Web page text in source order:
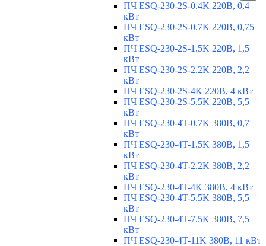
ПЧ ESQ-230-2S-0.4K 220В, 0,4
кВт
ПЧ ESQ-230-2S-0.7K 220В, 0,75
кВт
ПЧ ESQ-230-2S-1.5K 220В, 1,5
кВт
ПЧ ESQ-230-2S-2.2K 220В, 2,2
кВт
ПЧ ESQ-230-2S-4K 220В, 4 кВт
ПЧ ESQ-230-2S-5.5K 220В, 5,5
кВт
ПЧ ESQ-230-4T-0.7K 380В, 0,7
кВт
ПЧ ESQ-230-4T-1.5K 380В, 1,5
кВт
ПЧ ESQ-230-4T-2.2K 380В, 2,2
кВт
ПЧ ESQ-230-4T-4K 380В, 4 кВт
ПЧ ESQ-230-4T-5.5K 380В, 5,5
кВт
ПЧ ESQ-230-4T-7.5K 380В, 7,5
кВт
ПЧ ESQ-230-4T-11K 380В, 11 кВт